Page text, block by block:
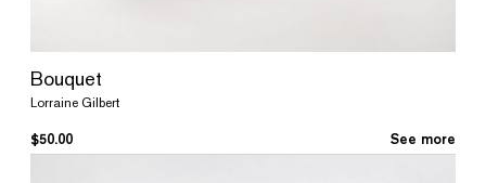
Bouquet
Lorraine Gilbert
$50.00 See more